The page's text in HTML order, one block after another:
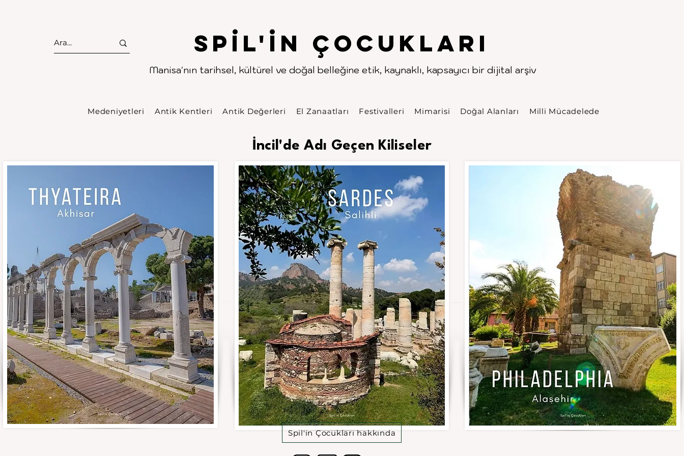
Spıl'in Çocukları
Manisa'nın tarihsel, kültürel ve doğal belleğine etik, kaynaklı, kapsayıcı bir dijital arşiv
. .
Medeniyetleri Antik Kentleri Antik Değerleri El Zanaatları Festivalleri Mimarisi Doğal Alanları Milli Mücadelede
İncil'de Adı Geçen Kiliseler
Spil'in Çocukları hakkında